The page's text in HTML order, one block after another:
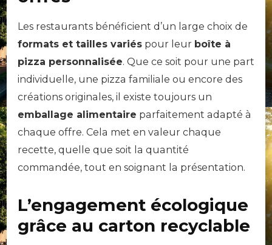
Les restaurants bénéficient d’un large choix de
formats et tailles variés pour leur boîte à
pizza personnalisée. Que ce soit pour une part
individuelle, une pizza familiale ou encore des
créations originales, il existe toujours un
emballage alimentaire parfaitement adapté à
chaque offre. Cela met en valeur chaque
recette, quelle que soit la quantité
commandée, tout en soignant la présentation.
L’engagement écologique
grâce au carton recyclable